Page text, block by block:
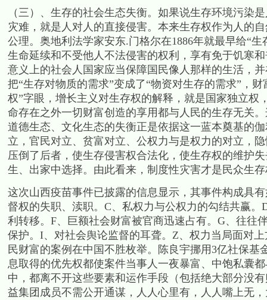
（三）、生存的社会生态失衡。如果说生存环境污染
灾难，就是人对人的直接侵害。本来生存权作为人的
公理。奥地利法学家安东.门格尔在1886年就最早给“
生命延续和不受他人不法侵害的权利，享有免于饥寒
意义上的社会人国家应当保障国民像人那样的生活，
把“生存对物质的需求”变成了“物资对生存的需求”，
权”字眼，增长主义对生存权的解释，就是国家独立
命存在之外一切财富创造的享用都与人民的生存无关
道德生态、文化生态的失衡正是依据这一蓝本奠基的
立，官民对立、贫富对立、公权力与是权力的对立
压倒了后者，使生存侵害权合法化，使生存权的维护
生、出家中选择。由此看来，制度性灾害才是民众生
这次山西疫苗事件已披露的信息显示，其事件构成具
督权的失职、渎职。C、私权力与公权力的勾结共赢
利转移。F、巨额社会财富被官商迅速占有。G、往往
保护。I、对社会舆论监督的耳聋。Z、权力当局面对
民财富的案例在中国不胜枚举。陈良宇挪用3亿社保
息取得的优先权都使案件当事人一夜暴富、中饱私囊
中，都离不开这些要素和运作手段（包括绝大部分没
益集团成员不需公开通谋，人人心里有，人人嘴上无